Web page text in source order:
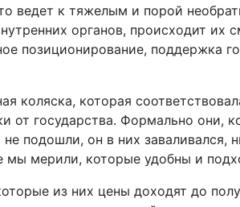
ведет к тяжелым и порой
органов, происходит их
позиционирование, поддержка
коляска, которая
от государства. Формально они,
подошли, он в них заваливался,
мы мерили, которые удобны и
из них цены доходят до